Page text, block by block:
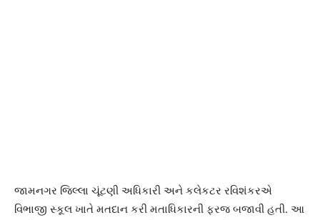
જામનગર જિલ્લા ચૂંટણી અધિકારી અને કલેકટર રવિશંકરએ
વિભાજી સ્કૂલ ખાતે મતદાન કરી મતાધિકારની ફરજ બજાવી હતી. આ